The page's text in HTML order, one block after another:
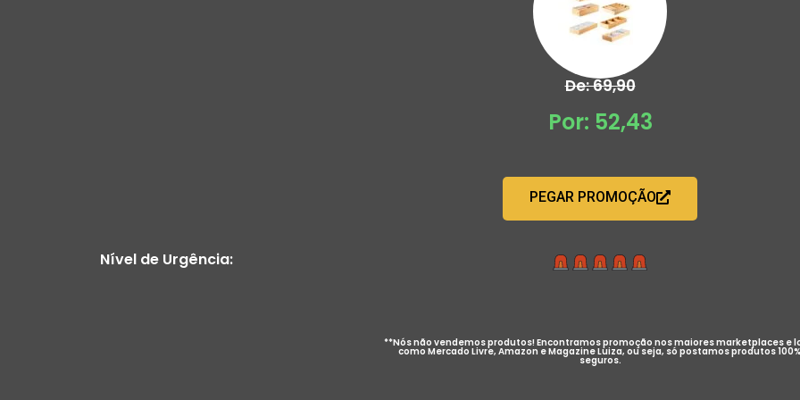
De: 69,90
Por: 52,43
PEGAR PROMOÇÃO
Nível de Urgência:
**Nós não vendemos produtos! Encontramos promoção nos maiores marketplaces e
como Mercado Livre, Amazon e Magazine Luiza, ou seja, só postamos produtos 100%
seguros.